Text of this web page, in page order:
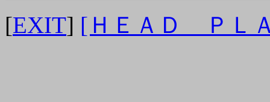
[EXIT] [ＨＥＡＤ ＰＬ